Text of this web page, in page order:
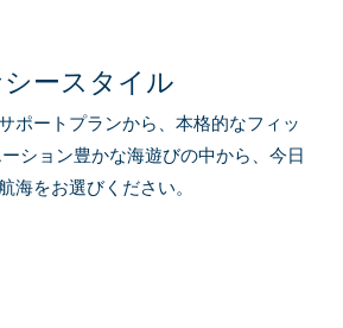
ースタイル
ポートプランから、本格的なフィッ
ション豊かな海遊びの中から、今日
海をお選びください。